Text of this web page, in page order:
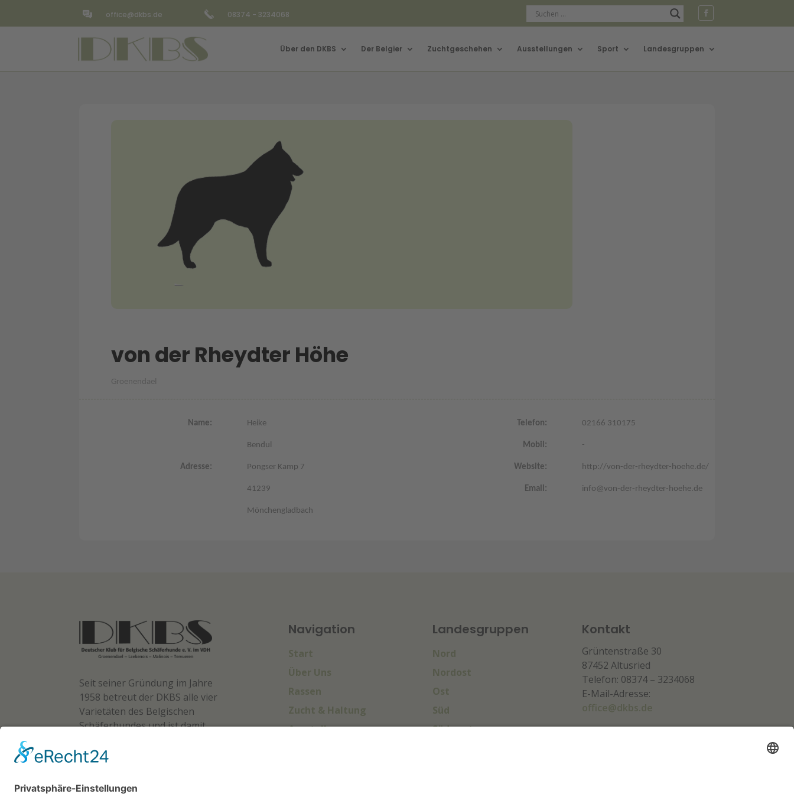
office@dkbs.de 08374 - 3234068
Über den DKBS Der Belgier Zuchtgeschehen Ausstellungen Sport Landesgruppen
von der Rheydter Höhe
Groenendael
Name:
Adresse:
Heike
Bendul
Pongser Kamp 7
41239
Mönchengladbach
Telefon:
Mobil:
Website:
Email:
02166 310175
-
http://von-der-rheydter-hoehe.de/
info@von-der-rheydter-hoehe.de
Seit seiner Gründung im Jahre
1958 betreut der DKBS alle vier
Varietäten des Belgischen
Schäferhundes und ist damit
Zuchtbuch führende Verband
Navigation
Start
Über Uns
Rassen
Zucht & Haltung
Ausstellungen
Landesgruppen
Nord
Nordost
Ost
Süd
Südwest
Kontakt
Grüntenstraße 30
87452 Altusried
Telefon: 08374 – 3234068
E-Mail-Adresse:
office@dkbs.de